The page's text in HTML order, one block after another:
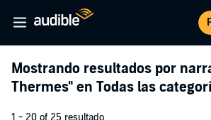
Mostrando resultados por
Thermes" en Todas las
1 - 20 of 25 resultado